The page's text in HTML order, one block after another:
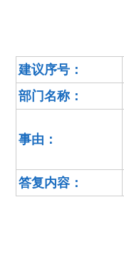
建议序号：
部门名称：
事由：
答复内容：